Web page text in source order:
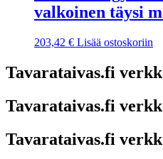
valkoinen täysi
203,42 € Lisää ostoskoriin
Tavarataivas.fi
Tavarataivas.fi
Tavarataivas.fi